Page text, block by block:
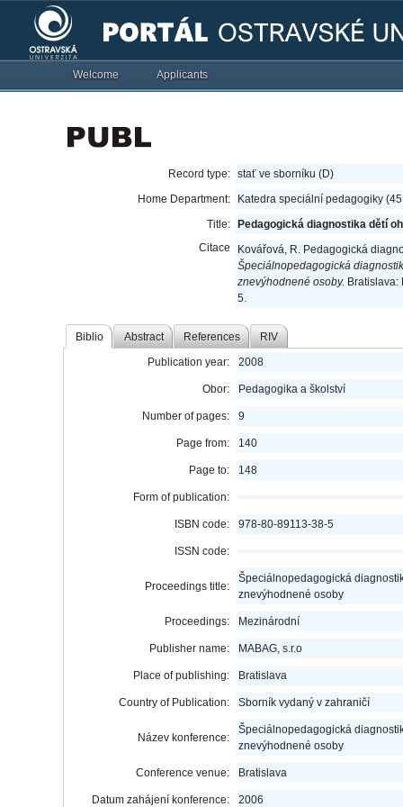
Welcome Applicants
Record type: stať ve sborníku (D)
Home Department:
Katedra speciální pedagogiky
Title:
Pedagogická diagnostika dětí
Citace
Kovářová, R. Pedagogická
Špeciálnopedagogická
znevýhodnené osoby. Bratislava:
5.
Biblio Abstract References RIV
Publication year: 2008
Obor: Pedagogika a školství
Number of pages: 9
Page from: 140
Page to: 148
Form of publication:
ISBN code: 978-80-89113-38-5
ISSN code:
Proceedings title:
Špeciálnopedagogická
znevýhodnené osoby
Proceedings: Mezinárodní
Publisher name: MABAG, s.r.o
Place of publishing: Bratislava
Country of Publication: Sborník vydaný v zahraničí
Název konference:
Špeciálnopedagogická
znevýhodnené osoby
Conference venue: Bratislava
Datum zahájení konference: 2006